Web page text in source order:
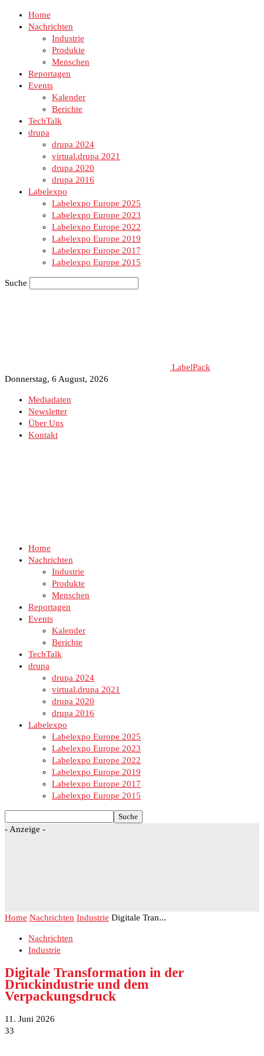
Home
Nachrichten
Industrie
Produkte
Menschen
Reportagen
Events
Kalender
Berichte
TechTalk
drupa
drupa 2024
virtual.drupa 2021
drupa 2020
drupa 2016
Labelexpo
Labelexpo Europe 2025
Labelexpo Europe 2023
Labelexpo Europe 2022
Labelexpo Europe 2019
Labelexpo Europe 2017
Labelexpo Europe 2015
Suche
LabelPack
Donnerstag, 6 August, 2026
Mediadaten
Newsletter
Über Uns
Kontakt
Home
Nachrichten
Industrie
Produkte
Menschen
Reportagen
Events
Kalender
Berichte
TechTalk
drupa
drupa 2024
virtual.drupa 2021
drupa 2020
drupa 2016
Labelexpo
Labelexpo Europe 2025
Labelexpo Europe 2023
Labelexpo Europe 2022
Labelexpo Europe 2019
Labelexpo Europe 2017
Labelexpo Europe 2015
- Anzeige -
Home Nachrichten Industrie Digitale Tran...
Nachrichten
Industrie
Digitale Transformation in der
Druckindustrie und dem
Verpackungsdruck
11. Juni 2026
33